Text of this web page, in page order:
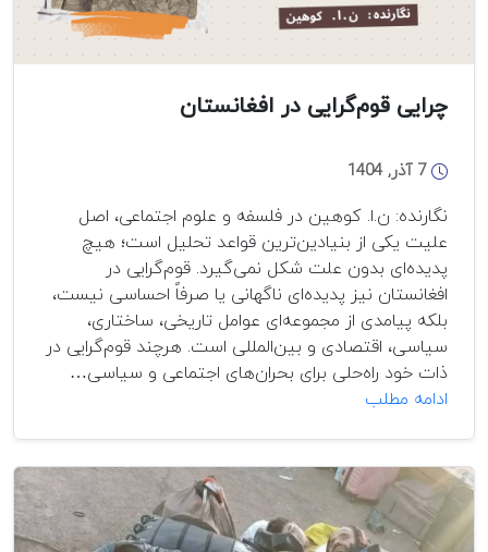
چرایی قوم‌گرایی در افغانستان‌
7 آذر, 1404
نگارنده: ن.ا. کوهین در فلسفه و علوم اجتماعی، اصل
علیت یکی از بنیادین‌ترین قواعد تحلیل است؛ هیچ
پدیده‌ای بدون علت شکل نمی‌گیرد. قوم‌گرایی در
افغانستان نیز پدیده‌ای ناگهانی یا صرفاً احساسی نیست،
بلکه پیامدی از مجموعه‌ای عوامل تاریخی، ساختاری،
سیاسی، اقتصادی و بین‌المللی است. هرچند قوم‌گرایی در
ذات خود راه‌حلی برای بحران‌های اجتماعی و سیاسی…
ادامه مطلب
افغانستان‌